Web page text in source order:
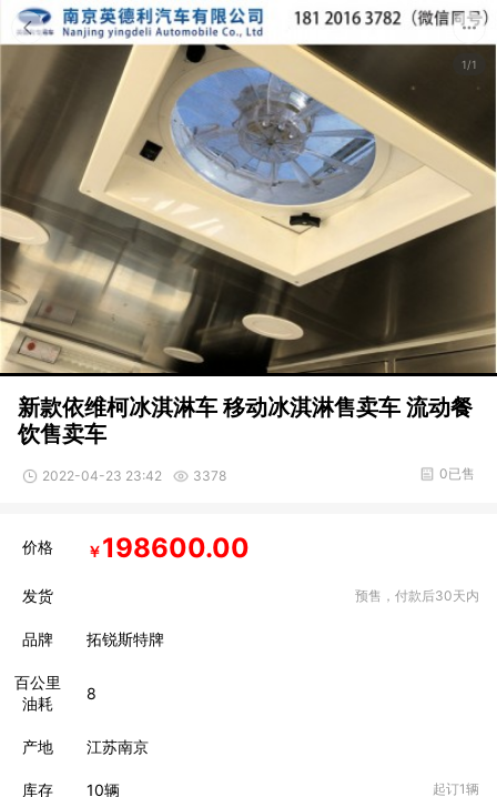
1/1
新款依维柯冰淇淋车 移动冰淇淋售卖车 流动餐
饮售卖车
2022-04-23 23:42 3378 0已售
价格 ￥198600.00
发货 预售，付款后30天内
品牌 拓锐斯特牌
百公里
油耗
8
产地 江苏南京
库存 10辆 起订1辆